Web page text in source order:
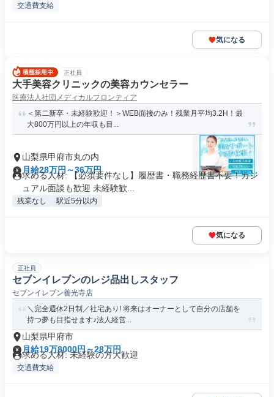
交通費支給
気になる
正社員
大手美容クリニックの美容カウンセラー
医療法人社団メディカルフロンティア
＜第二新卒・未経験歓迎！＞WEB面接のみ！残業月平均3.2H！最
大800万円以上の年収も目...
山梨県甲府市丸の内
月給28万円～36万円
求める人材: 【必須要件なし】履歴書・職務経歴書不要！カジ
ュアル面談も歓迎 未経験歓...
残業なし 駅近5分以内
気になる
正社員
セブンイレブンのレジ品出しスタッフ
セブンイレブン善光寺店
＼完全週休2日制／社宅あり! 将来はオーナーとして自分の店舗を
持つ夢も目指せます♪法人経営...
山梨県甲府市
月給19万8000円～28万円
求める人材: 未経験の方大歓迎
交通費支給